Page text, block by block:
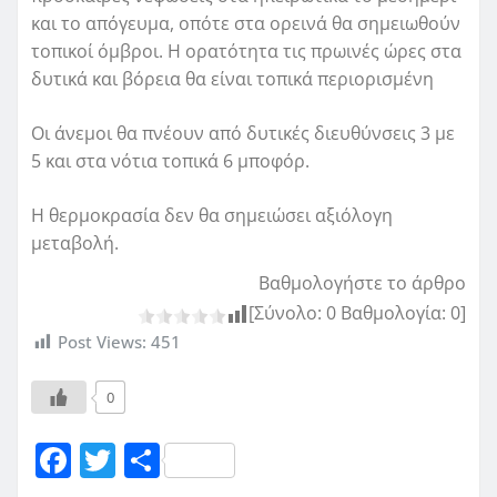
και το απόγευμα, οπότε στα ορεινά θα σημειωθούν
τοπικοί όμβροι. Η ορατότητα τις πρωινές ώρες στα
δυτικά και βόρεια θα είναι τοπικά περιορισμένη
Οι άνεμοι θα πνέουν από δυτικές διευθύνσεις 3 με
5 και στα νότια τοπικά 6 μποφόρ.
Η θερμοκρασία δεν θα σημειώσει αξιόλογη
μεταβολή.
Βαθμολογήστε το άρθρο
[Σύνολο: 0 Βαθμολογία: 0]
Post Views: 451
0
F T Μ